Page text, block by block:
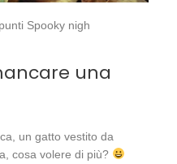
Spooky nigh
una
un gatto vestito da
cosa volere di più?